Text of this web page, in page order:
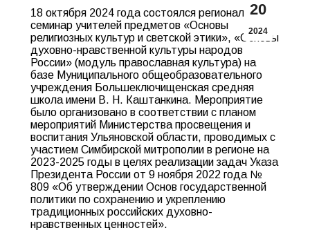
20
2024
18 октября 2024 года состоялся региональный
семинар учителей предметов «Основы
религиозных культур и светской этики», «Основы
духовно-нравственной культуры народов
России» (модуль православная культура) на
базе Муниципального общеобразовательного
учреждения Большеключищенская средняя
школа имени В. Н. Каштанкина. Мероприятие
было организовано в соответствии с планом
мероприятий Министерства просвещения и
воспитания Ульяновской области, проводимых с
участием Симбирской митрополии в регионе на
2023-2025 годы в целях реализации задач Указа
Президента России от 9 ноября 2022 года №
809 «Об утверждении Основ государственной
политики по сохранению и укреплению
традиционных российских духовно-
нравственных ценностей».